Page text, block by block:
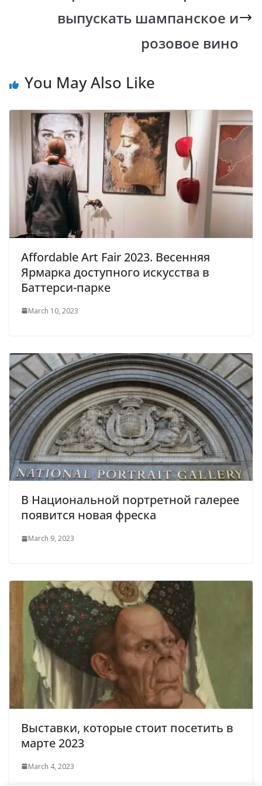
выпускать шампанское и
розовое вино
You May Also Like
Affordable Art Fair 2023. Весенняя
Ярмарка доступного искусства в
Баттерси-парке
March 10, 2023
В Национальной портретной галерее
появится новая фреска
March 9, 2023
Выставки, которые стоит посетить в
марте 2023
March 4, 2023